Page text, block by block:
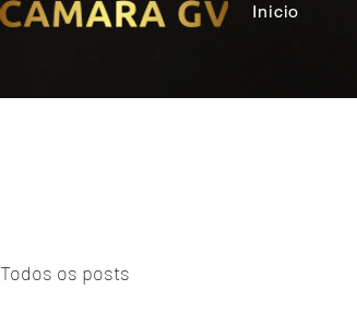
Inicio
Todos os posts